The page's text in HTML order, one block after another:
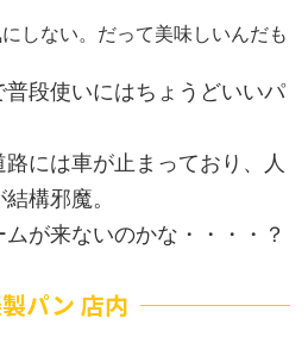
しない。だって美味しいんだも
段使いにはちょうどいいパ
には車が止まっており、人
構邪魔。
が来ないのかな・・・・？
パン 店内